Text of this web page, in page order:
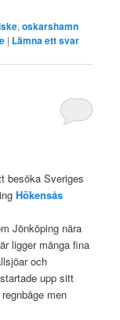
,oskarshamn
| Lämna ett svar
besöka Sveriges
Hökensås
Jönköping nära
ligger många fina
och
upp sitt
men